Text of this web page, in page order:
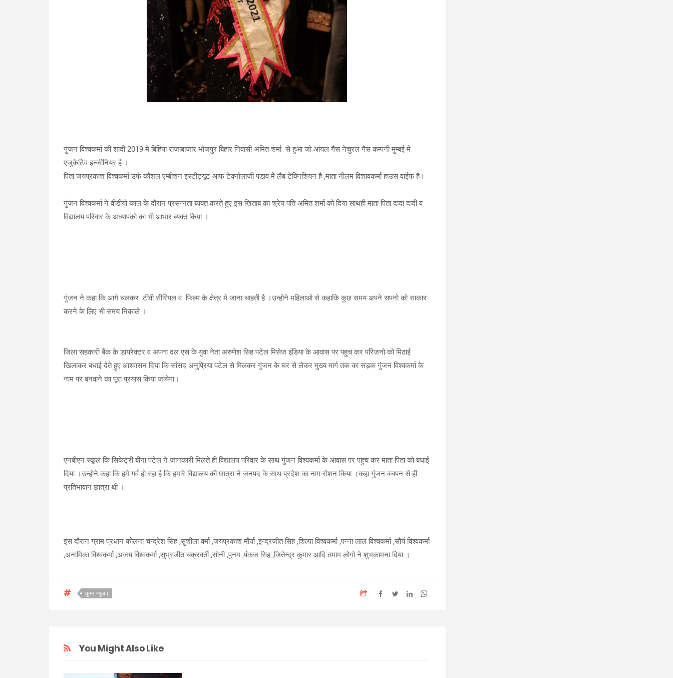
गुंजन विश्वकर्मा की शादी 2019 मे बिहिया राजाबाजार भोजपुर बिहार निवासी अमित शर्मा से हुआ जो आंयल गैस नेचुरल गैस कम्पनी मुम्बई मे
एजुकेटिव इन्जीनियर है ।
पिता जयप्रकाश विश्वकर्मा उर्फ कौशल एम्बीशन इस्टीट्यूट आफ टेक्नोलाजी पडा़व मे लैब टेक्निशियन है ,माता नीलम विशावकर्मा हाउस वाईफ है।
गुंजन विश्वकर्मा ने वीडीयो काल के दौरान प्रसन्नता ब्यक्त करते हुए इस खिताब का श्रेय पति अमित शर्मा को दिया साथही माता पिता दादा दादी व
विद्यालय परिवार के अध्यापको का भी आभार ब्यक्त किया ।
गुंजन ने कहा कि आगे चलकर टीवी सीरियल व फिल्म के क्षेत्र मे जाना चाहती है ।उन्होने महिलाओ से कहाकि कुछ समय अपने सपनो को साकार
करने के लिए भी समय निकाले ।
जिला सहकारी बैंक के डायरेक्टर व अपना दल एस के युवा नेता अरुणेश सिह पटेल मिसेज इंडिया के आवास पर पहुच कर परिजनो को मिठाई
खिलाकर बधाई देते हुए आश्वासन दिया कि सांसद अनुप्रिया पटेल से मिलकर गुंजन के घर से लेकर मुख्य मार्ग तक का सड़क गुंजन विश्वकर्मा के
नाम पर बनवाने का पूरा प्रयास किया जायेगा।
एनबीएन स्कूल कि सिकेट्री बीना पटेल ने जानकारी मिलते ही विद्यालय परिवार के साथ गुंजन विश्वकर्मा के आवास पर पहुच कर माता पिता को बधाई
दिया ।उन्होने कहा कि हमे गर्व हो रहा है कि हमारे विद्यालय की छात्रा ने जनपद के साथ प्रदेश का नाम रोशन किया ।कहा गुंजन बचपन से ही
प्रतिभावान छात्रा थी ।
इस दौरान ग्राम प्रधान कोलना चन्द्रेश सिह ,सुशीला वर्मा ,जयप्रकाश मौर्या ,इन्द्रजीत सिह ,शिल्पा विश्वकर्मा ,पन्ना लाल विश्वकर्मा ,सौर्य विश्वकर्मा
,अनामिका विश्वकर्मा ,अजय विश्वकर्मा ,सुभ्रजीत चक्रवर्ती ,सोनी ,पुनम ,पंकज सिह ,जितेन्द्र कुमार आदि तमाम लोगो ने शुभकामना दिया ।
चुनार न्यूज।
You Might Also Like